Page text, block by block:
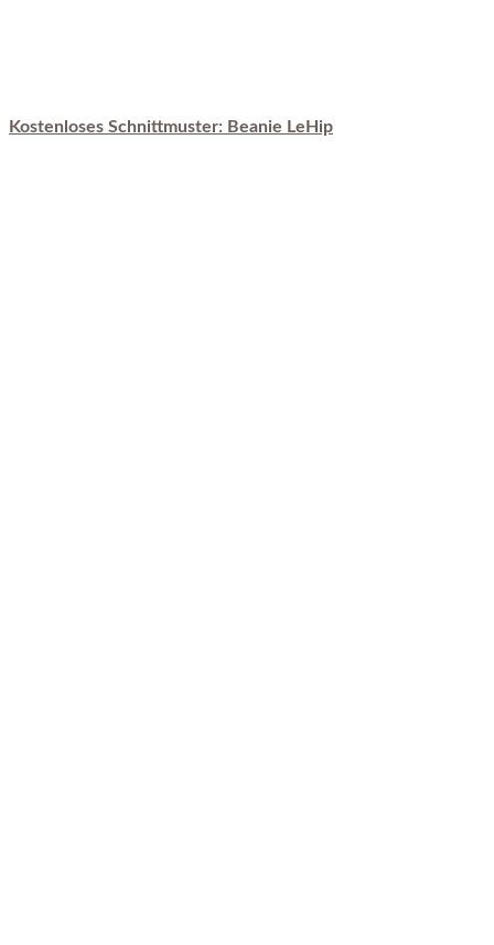
Kostenloses Schnittmuster: Beanie LeHip